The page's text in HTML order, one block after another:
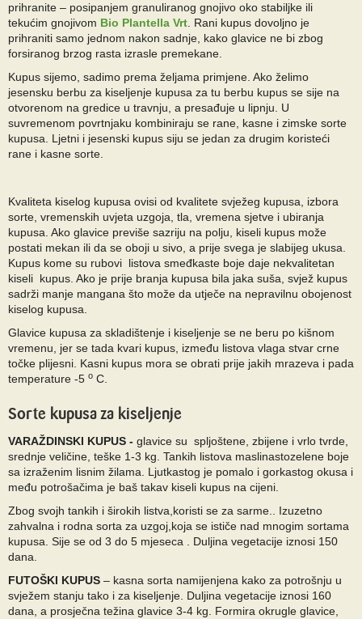
prihranite – posipanjem granuliranog gnojivo oko stabiljke ili
tekućim gnojivom Bio Plantella Vrt . Rani kupus dovoljno je
prihraniti samo jednom nakon sadnje, kako glavice ne bi zbog
forsiranog brzog rasta izrasle premekane.
Kupus sijemo, sadimo prema željama primjene. Ako želimo
jesensku berbu za kiseljenje kupusa za tu berbu kupus se sije na
otvorenom na gredice u travnju, a presađuje u lipnju. U
suvremenom povrtnjaku kombiniraju se rane, kasne i zimske sorte
kupusa. Ljetni i jesenski kupus siju se jedan za drugim koristeći
rane i kasne sorte.
Kvaliteta kiselog kupusa ovisi od kvalitete svježeg kupusa, izbora
sorte, vremenskih uvjeta uzgoja, tla, vremena sjetve i ubiranja
kupusa. Ako glavice previše sazriju na polju, kiseli kupus može
postati mekan ili da se oboji u sivo, a prije svega je slabijeg ukusa.
Kupus kome su rubovi listova smeđkaste boje daje nekvalitetan
kiseli kupus. Ako je prije branja kupusa bila jaka suša, svjež kupus
sadrži manje mangana što može da utječe na nepravilnu obojenost
kiselog kupusa.
Glavice kupusa za skladištenje i kiseljenje se ne beru po kišnom
vremenu, jer se tada kvari kupus, između listova vlaga stvar crne
točke plijesni. Kasni kupus mora se obrati prije jakih mrazeva i pada
temperature -5 o C.
Sorte kupusa za kiseljenje
VARAŽDINSKI KUPUS - glavice su spljoštene, zbijene i vrlo tvrde,
srednje veličine, teške 1-3 kg. Tankih listova maslinastozelene boje
sa izraženim lisnim žilama. Ljutkastog je pomalo i gorkastog okusa i
među potrošačima je baš takav kiseli kupus na cijeni.
Zbog svojh tankih i širokih listva,koristi se za sarme.. Izuzetno
zahvalna i rodna sorta za uzgoj,koja se ističe nad mnogim sortama
kupusa. Sije se od 3 do 5 mjeseca . Duljina vegetacije iznosi 150
dana.
FUTOŠKI KUPUS – kasna sorta namijenjena kako za potrošnju u
svježem stanju tako i za kiseljenje. Duljina vegetacije iznosi 160
dana, a prosječna težina glavice 3-4 kg. Formira okrugle glavice,